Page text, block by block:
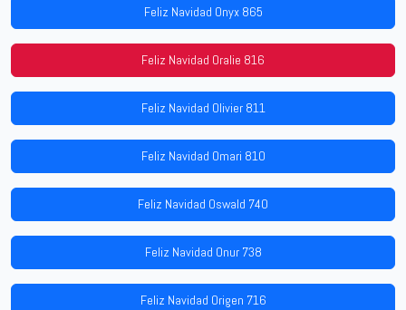
Feliz Navidad Onyx 865
Feliz Navidad Oralie 816
Feliz Navidad Olivier 811
Feliz Navidad Omari 810
Feliz Navidad Oswald 740
Feliz Navidad Onur 738
Feliz Navidad Origen 716